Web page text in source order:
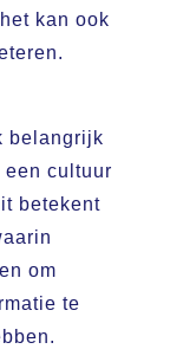
kan ook
belangrijk
een cultuur
betekent
om
te